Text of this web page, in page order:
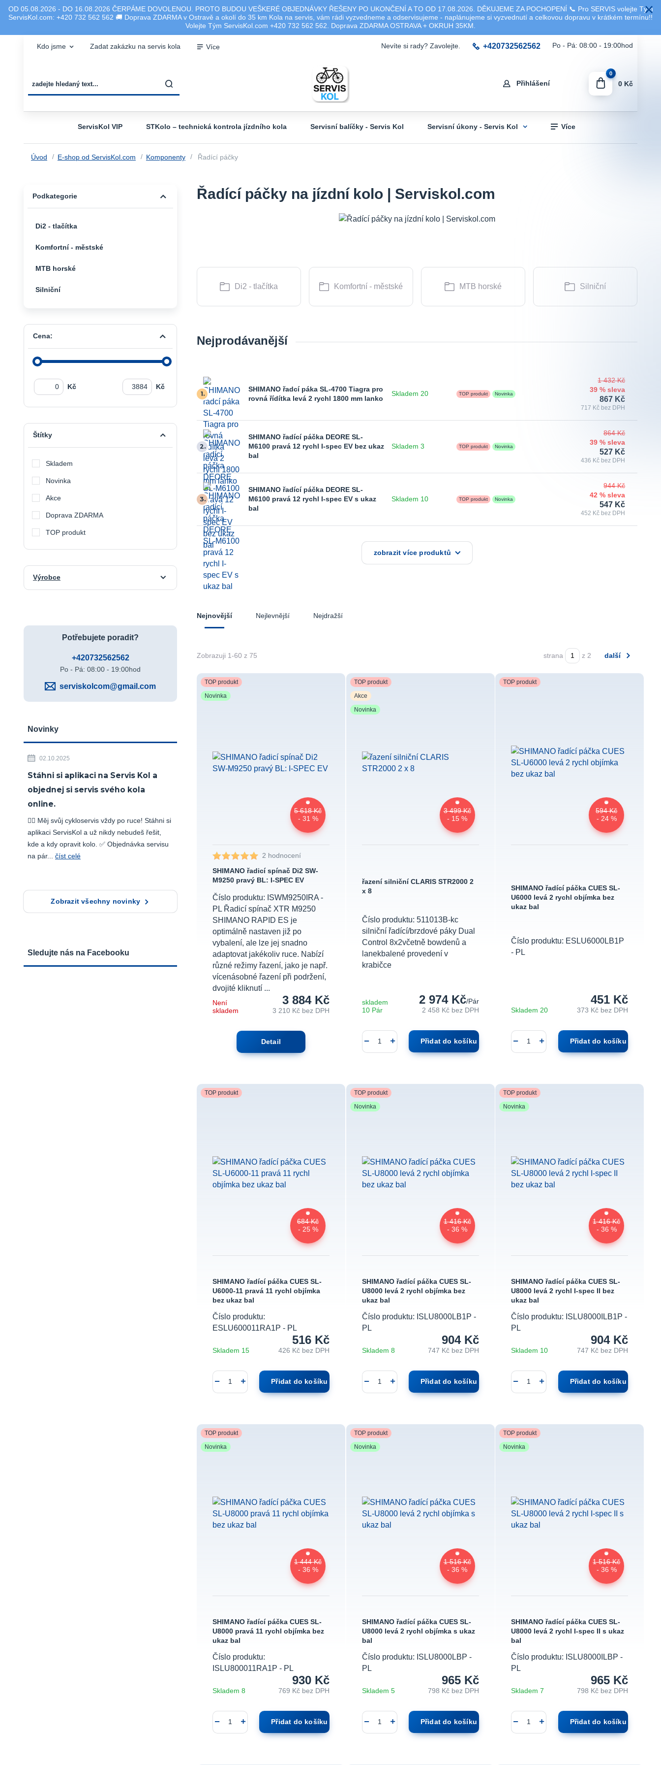
OD 05.08.2026 - DO 16.08.2026 ČERPÁME DOVOLENOU. PROTO BUDOU VEŠKERÉ OBJEDNÁVKY ŘEŠENY PO UKONČENÍ A TO OD 17.08.2026. DĚKUJEME ZA POCHOPENÍ 📞 Pro SERVIS volejte Tým
ServisKol.com: +420 732 562 562 🚚 Doprava ZDARMA v Ostravě a okolí do 35 km Kola na servis, vám rádi vyzvedneme a odservisujeme - naplánujeme si vyzvednutí a celkovou dopravu v krátkém termínu!!
Volejte Tým ServisKol.com +420 732 562 562. Doprava ZDARMA OSTRAVA + OKRUH 35KM.
Kdo jsme Zadat zakázku na servis kola Více
Přihlášení
Nevíte si rady? Zavolejte. +420732562562 Po - Pá: 08:00 - 19:00hod
0
0 Kč
ServisKol VIP STKolo – technická kontrola jízdního kola Servisní balíčky - Servis Kol Servisní úkony - Servis Kol Více
Úvod E-shop od ServisKol.com Komponenty Řadící páčky
Řadící páčky na jízdní kolo | Serviskol.com
Di2 - tlačítka Komfortní - městské MTB horské Silniční
Nejprodávanější
1.
SHIMANO řadcí páka SL-4700 Tiagra pro
rovná řídítka levá 2 rychl 1800 mm lanko
Skladem 20 TOP produkt Novinka
1 432 Kč
39 % sleva
867 Kč
717 Kč bez DPH
2.
SHIMANO řadící páčka DEORE SL-
M6100 pravá 12 rychl I-spec EV bez ukaz
bal
Skladem 3 TOP produkt Novinka
864 Kč
39 % sleva
527 Kč
436 Kč bez DPH
3.
SHIMANO řadící páčka DEORE SL-
M6100 pravá 12 rychl I-spec EV s ukaz
bal
Skladem 10 TOP produkt Novinka
944 Kč
42 % sleva
547 Kč
452 Kč bez DPH
zobrazit více produktů
Nejnovější Nejlevnější Nejdražší
Zobrazuji 1-60 z 75 strana z 2 další
TOP produkt
Novinka
5 618 Kč
- 31 %
2 hodnocení
SHIMANO řadicí spínač Di2 SW-
M9250 pravý BL: I-SPEC EV
Číslo produktu: ISWM9250IRA -
PL Řadicí spínač XTR M9250
SHIMANO RAPID ES je
optimálně nastaven již po
vybalení, ale lze jej snadno
adaptovat jakékoliv ruce. Nabízí
různé režimy řazení, jako je např.
vícenásobné řazení při podržení,
dvojité kliknutí ...
3 884 Kč
3 210 Kč bez DPH
Není
skladem
Detail
TOP produkt
Akce
Novinka
3 499 Kč
- 15 %
řazení silniční CLARIS STR2000 2
x 8
Číslo produktu: 511013B-kc
silniční řadící/brzdové páky Dual
Control 8x2včetně bowdenů a
lanekbalené provedení v
krabičce
2 974 Kč/Pár
2 458 Kč bez DPH
skladem
10 Pár
Přidat do košíku
TOP produkt
594 Kč
- 24 %
SHIMANO řadící páčka CUES SL-
U6000 levá 2 rychl objímka bez
ukaz bal
Číslo produktu: ESLU6000LB1P
- PL
451 Kč
373 Kč bez DPH
Skladem 20
Přidat do košíku
TOP produkt
684 Kč
- 25 %
SHIMANO řadící páčka CUES SL-
U6000-11 pravá 11 rychl objímka
bez ukaz bal
Číslo produktu:
ESLU600011RA1P - PL
516 Kč
426 Kč bez DPH
Skladem 15
Přidat do košíku
TOP produkt
Novinka
1 416 Kč
- 36 %
SHIMANO řadící páčka CUES SL-
U8000 levá 2 rychl objímka bez
ukaz bal
Číslo produktu: ISLU8000LB1P -
PL
904 Kč
747 Kč bez DPH
Skladem 8
Přidat do košíku
TOP produkt
Novinka
1 416 Kč
- 36 %
SHIMANO řadící páčka CUES SL-
U8000 levá 2 rychl I-spec II bez
ukaz bal
Číslo produktu: ISLU8000ILB1P -
PL
904 Kč
747 Kč bez DPH
Skladem 10
Přidat do košíku
TOP produkt
Novinka
1 444 Kč
- 36 %
SHIMANO řadící páčka CUES SL-
U8000 pravá 11 rychl objímka bez
ukaz bal
Číslo produktu:
ISLU800011RA1P - PL
930 Kč
769 Kč bez DPH
Skladem 8
Přidat do košíku
TOP produkt
Novinka
1 516 Kč
- 36 %
SHIMANO řadící páčka CUES SL-
U8000 levá 2 rychl objímka s ukaz
bal
Číslo produktu: ISLU8000LBP -
PL
965 Kč
798 Kč bez DPH
Skladem 5
Přidat do košíku
TOP produkt
Novinka
1 516 Kč
- 36 %
SHIMANO řadící páčka CUES SL-
U8000 levá 2 rychl I-spec II s ukaz
bal
Číslo produktu: ISLU8000ILBP -
PL
965 Kč
798 Kč bez DPH
Skladem 7
Přidat do košíku
Podkategorie
Di2 - tlačítka
Komfortní - městské
MTB horské
Silniční
Cena:
Kč Kč
Štítky
Skladem
Novinka
Akce
Doprava ZDARMA
TOP produkt
Výrobce
Potřebujete poradit?
+420732562562
Po - Pá: 08:00 - 19:00hod
serviskolcom@gmail.com
Novinky
02.10.2025
Stáhni si aplikaci na Servis Kol a
objednej si servis svého kola
online.
🚴‍♂️ Měj svůj cykloservis vždy po ruce! Stáhni si
aplikaci ServisKol a už nikdy nebudeš řešit,
kde a kdy opravit kolo. ✅ Objednávka servisu
na pár... číst celé
Zobrazit všechny novinky
Sledujte nás na Facebooku